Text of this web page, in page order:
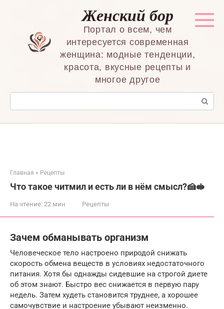
Женский бор
Портал о всем, чем
интересуется современная
женщина: модные тенденции,
красота, вкусные рецепты и
многое другое
Поиск:
Главная » Рецепты
Что такое читмил и есть ли в нём смысл?🍰🥪
На чтение: 22 мин Рецепты
Зачем обманывать организм
Человеческое тело настроено природой снижать
скорость обмена веществ в условиях недостаточного
питания. Хотя бы однажды сидевшие на строгой диете
об этом знают. Быстро вес снижается в первую пару
недель. Затем худеть становится труднее, а хорошее
самочувствие и настроение убывают неизменно.